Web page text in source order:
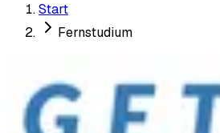
Start
Fernstudium